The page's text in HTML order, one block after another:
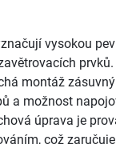
vysokou
montáž
a možnost
úprava je
což